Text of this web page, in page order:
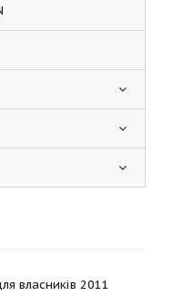
власників 2011